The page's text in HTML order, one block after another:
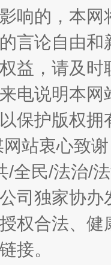
魏明亮
响的，本
言论自由
益，请及
电说明本
保护版权
站衷心致
/全民/法治/
司独家协
权合法、
接。